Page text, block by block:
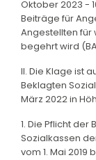
Oktober 2023 -
Beiträge für
Angestellten für
begehrt wird
II. Die Klage ist
Beklagten
März 2022 in
1. Die Pflicht der
Sozialkassen
vom 1. Mai 2019